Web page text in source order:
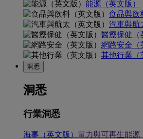
能源（英文版）
食品與飲
汽車與航
醫療保健（
網路安全（
其他行業（
洞悉
洞悉
行業洞悉
海事（英文版） 電力與可再生能源